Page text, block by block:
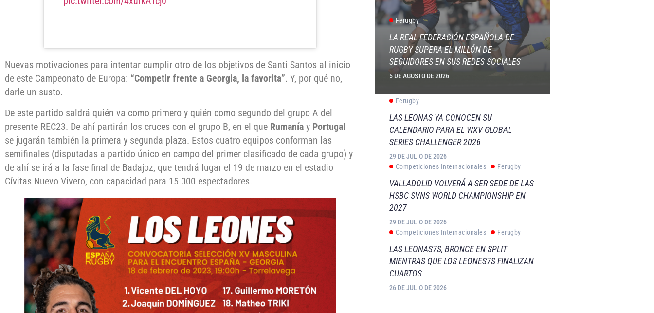
Nuevas motivaciones para intentar cumplir otro de los objetivos de Santi Santos al inicio
de este Campeonato de Europa: “Competir frente a Georgia, la favorita”. Y, por qué no,
darle un susto.
De este partido saldrá quién va como primero y quién como segundo del grupo A del
presente REC23. De ahí partirán los cruces con el grupo B, en el que Rumanía y Portugal
se jugarán también la primera y segunda plaza. Estos cuatro equipos conforman las
semifinales (disputadas a partido único en campo del primer clasificado de cada grupo) y
de ahí se irá a la fase final de Badajoz, que tendrá lugar el 19 de marzo en el estadio
Cívitas Nuevo Vivero, con capacidad para 15.000 espectadores.
Ferugby
LA REAL FEDERACIÓN ESPAÑOLA DE
RUGBY SUPERA EL MILLÓN DE
SEGUIDORES EN SUS REDES SOCIALES
5 DE AGOSTO DE 2026
Ferugby
LAS LEONAS YA CONOCEN SU
CALENDARIO PARA EL WXV GLOBAL
SERIES CHALLENGER 2026
29 DE JULIO DE 2026
Competiciones Internacionales
Ferugby
VALLADOLID VOLVERÁ A SER SEDE DE LAS
HSBC SVNS WORLD CHAMPIONSHIP EN
2027
29 DE JULIO DE 2026
Competiciones Internacionales
Ferugby
LAS LEONAS7S, BRONCE EN SPLIT
MIENTRAS QUE LOS LEONES7S FINALIZAN
CUARTOS
26 DE JULIO DE 2026